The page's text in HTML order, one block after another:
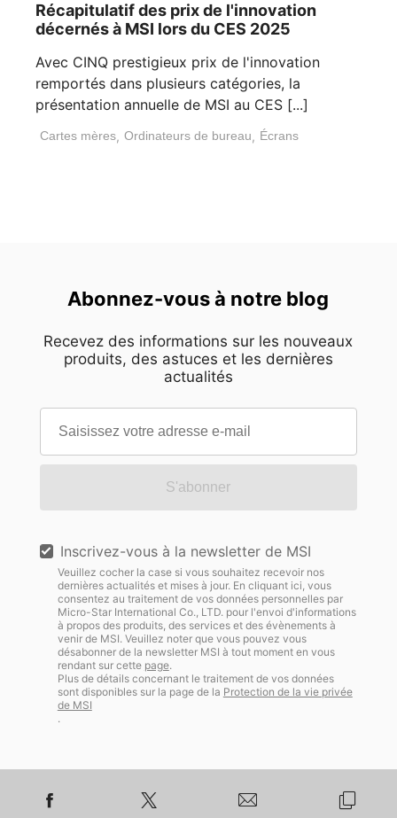
Récapitulatif des prix de l'innovation
décernés à MSI lors du CES 2025
Avec CINQ prestigieux prix de l'innovation
remportés dans plusieurs catégories, la
présentation annuelle de MSI au CES [...]
Cartes mères, Ordinateurs de bureau, Écrans
Abonnez-vous à notre blog
Recevez des informations sur les nouveaux
produits, des astuces et les dernières
actualités
S'abonner
Inscrivez-vous à la newsletter de MSI
Veuillez cocher la case si vous souhaitez recevoir nos
dernières actualités et mises à jour. En cliquant ici, vous
consentez au traitement de vos données personnelles par
Micro-Star International Co., LTD. pour l'envoi d'informations
à propos des produits, des services et des évènements à
venir de MSI. Veuillez noter que vous pouvez vous
désabonner de la newsletter MSI à tout moment en vous
rendant sur cette page.
Plus de détails concernant le traitement de vos données
sont disponibles sur la page de la Protection de la vie privée
de MSI
.